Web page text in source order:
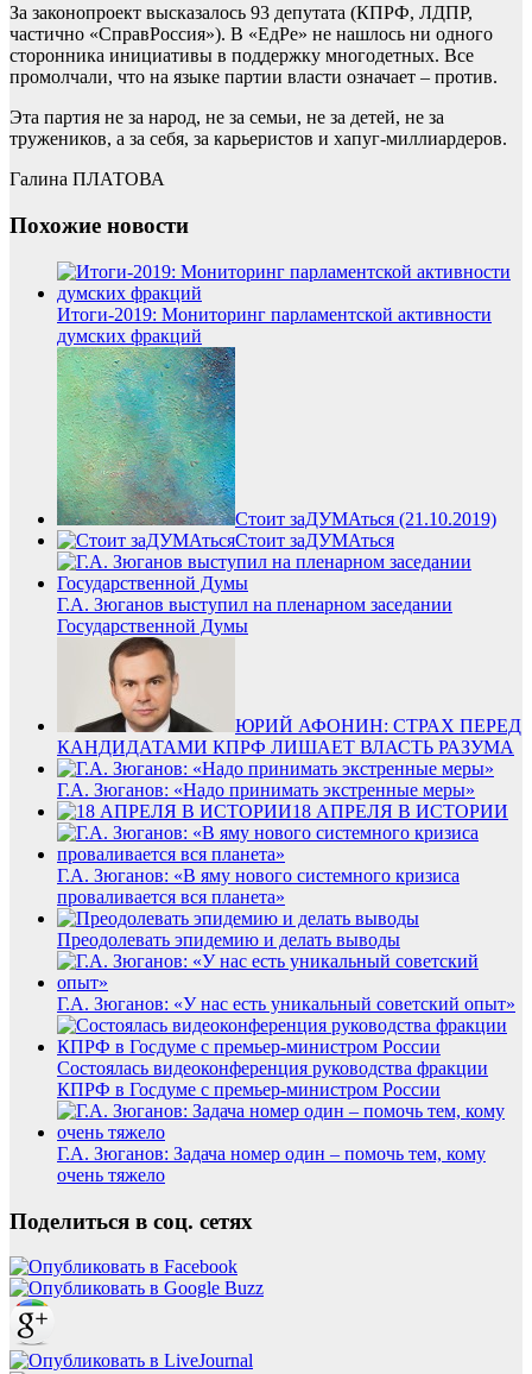
За законопроект высказалось 93 депутата (КПРФ, ЛДПР,
частично «СправРоссия»). В «ЕдРе» не нашлось ни одного
сторонника инициативы в поддержку многодетных. Все
промолчали, что на языке партии власти означает – против.
Эта партия не за народ, не за семьи, не за детей, не за
тружеников, а за себя, за карьеристов и хапуг-миллиардеров.
Галина ПЛАТОВА
Похожие новости
Итоги-2019: Мониторинг парламентской активности
думских фракций
Стоит заДУМАться (21.10.2019)
Стоит заДУМАться
Г.А. Зюганов выступил на пленарном заседании
Государственной Думы
ЮРИЙ АФОНИН: СТРАХ ПЕРЕД
КАНДИДАТАМИ КПРФ ЛИШАЕТ ВЛАСТЬ РАЗУМА
Г.А. Зюганов: «Надо принимать экстренные меры»
18 АПРЕЛЯ В ИСТОРИИ
Г.А. Зюганов: «В яму нового системного кризиса
проваливается вся планета»
Преодолевать эпидемию и делать выводы
Г.А. Зюганов: «У нас есть уникальный советский опыт»
Состоялась видеоконференция руководства фракции
КПРФ в Госдуме с премьер-министром России
Г.А. Зюганов: Задача номер один – помочь тем, кому
очень тяжело
Поделиться в соц. сетях